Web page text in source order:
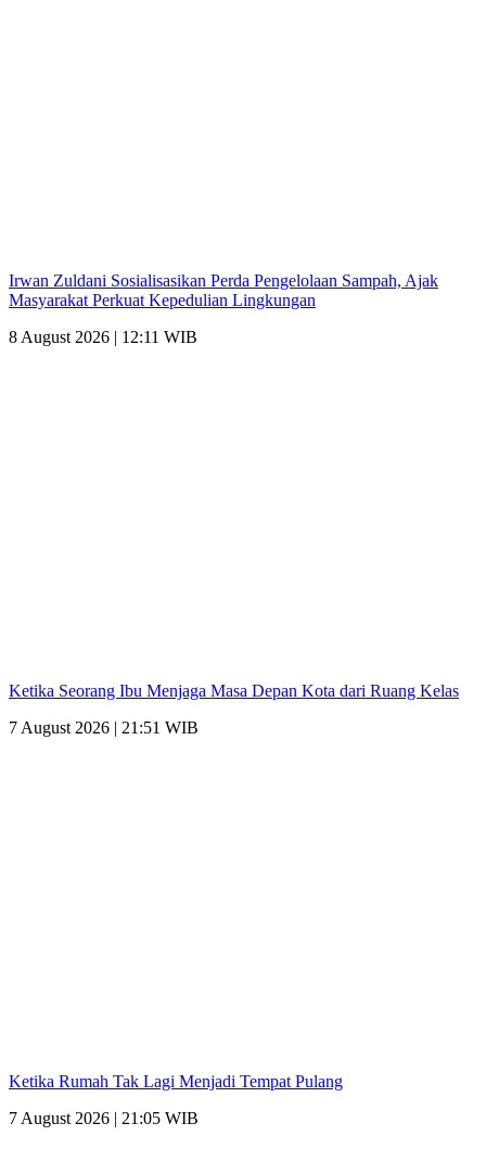
Irwan Zuldani Sosialisasikan Perda Pengelolaan Sampah, Ajak
Masyarakat Perkuat Kepedulian Lingkungan
8 August 2026 | 12:11 WIB
Ketika Seorang Ibu Menjaga Masa Depan Kota dari Ruang Kelas
7 August 2026 | 21:51 WIB
Ketika Rumah Tak Lagi Menjadi Tempat Pulang
7 August 2026 | 21:05 WIB